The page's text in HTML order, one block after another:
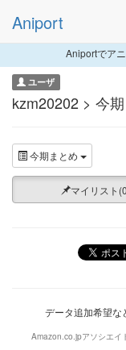
Aniport
Aniportでア
ユーザ
kzm20202 > 今
今期まとめ
マイリスト
データ追加希望な
Amazon.co.jpアソシエイ